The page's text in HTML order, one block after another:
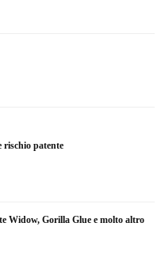
rischio patente
Widow, Gorilla Glue e molto altro